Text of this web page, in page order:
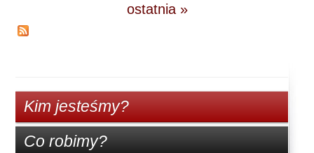
ostatnia »
Kim jesteśmy?
Co robimy?